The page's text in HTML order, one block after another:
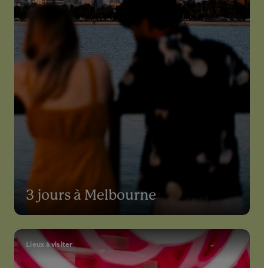
3 jours à Melbourne
Lieux à visiter